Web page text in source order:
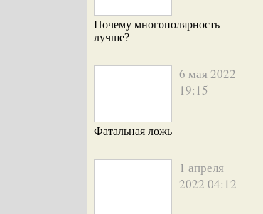
Почему многополярность
лучше?
6 мая 2022
19:15
Фатальная ложь
1 апреля
2022 04:12